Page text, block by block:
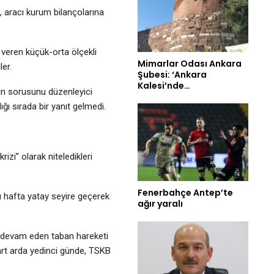
aracı kurum bilançolarına
küçük-orta ölçekli
sorusunu düzenleyici
sırada bir yanıt gelmedi.
olarak niteledikleri
hafta yatay seyire geçerek
eden taban hareketi
arda yedinci günde, TSKB
Mimarlar Odası Ankara
Şubesi: ‘Ankara
Kalesi’nde…
Fenerbahçe Antep’te
ağır yaralı